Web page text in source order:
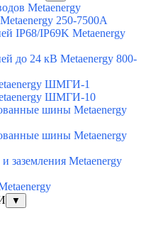
Metaenergy
250-7500A
IP68/IP69K Metaenergy
до 24 кВ Metaenergy 800-
ШМГИ-1
ШМГИ-10
шины Metaenergy
шины Metaenergy
заземления Metaenergy
▼